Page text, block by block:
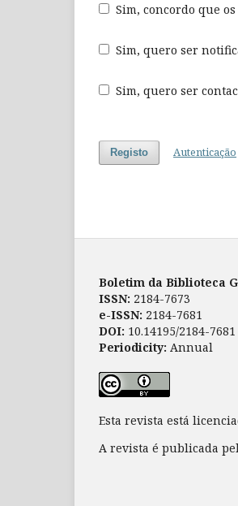
Sim, concordo que
Sim, quero ser
Sim, quero ser
Registo Autenticação
Boletim da Biblioteca
ISSN: 2184-7673
e-ISSN: 2184-7681
DOI: 10.14195/2184-7681
Periodicity: Annual
Esta revista está
A revista é publicada